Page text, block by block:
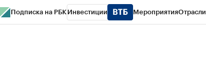
Подписка на РБК Инвестиции МероприятияОтрасли